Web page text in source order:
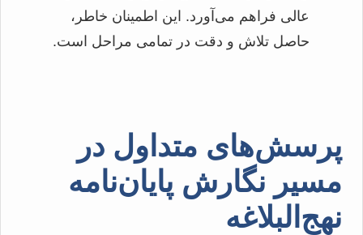
عالی فراهم می‌آورد. این اطمینان خاطر،
حاصل تلاش و دقت در تمامی مراحل است.
پرسش‌های متداول در
مسیر نگارش پایان‌نامه
نهج‌البلاغه